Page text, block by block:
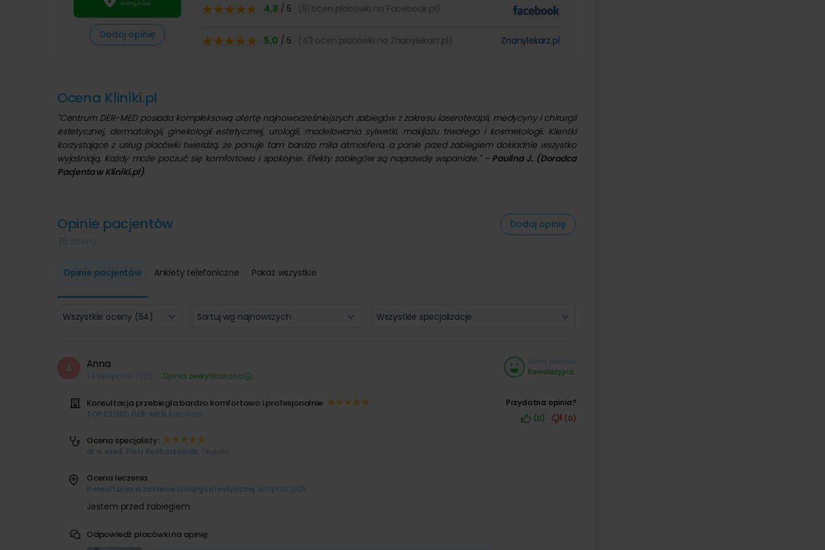
Dodaj opinię
4,8 / 5 (51 ocen placówki na Facebook.pl)
Znanylekarz.pl
5,0 / 5 (43 ocen placówki na Znanylekarz.pl)
Ocena Kliniki.pl
"Centrum DER-MED posiada kompleksową ofertę najnowocześniejszych zabiegów z zakresu laseroterapii, medycyny i chirurgii
estetycznej, dermatologii, ginekologii estetycznej, urologii, modelowania sylwetki, makijażu trwałego i kosmetologii. Klientki
korzystające z usług placówki twierdzą, że panuje tam bardzo miła atmosfera, a panie przed zabiegiem dokładnie wszystko
wyjaśniają. Każdy może poczuć się komfortowo i spokojnie. Efekty zabiegów są naprawdę wspaniałe." - Paulina J. (Doradca
Pacjenta w Kliniki.pl)
Opinie pacjentów Dodaj opinię
Opinie pacjentów Ankiety telefoniczne Pokaż wszystkie
Wszystkie oceny (54) Sortuj wg najnowszych Wszystkie specjalizacje
A Anna
Opinia zweryfikowana Rewelacyjna
Konsultacja przebiegła bardzo komfortowo i profesjonalnie
Ocena specjalisty:
Ocena leczenia
Jestem przed zabiegiem
Odpowiedź placówki na opinię:
Przydatna opinia?
(0)
(0)